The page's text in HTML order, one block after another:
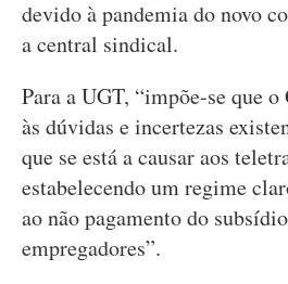
devido à pandemia do novo
a central sindical.
Para a UGT, “impõe-se que
às dúvidas e incertezas
que se está a causar aos
estabelecendo um regime
ao não pagamento do
empregadores”.